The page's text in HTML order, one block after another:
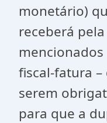
monetário)
receberá
fiscal-fatura
serem
para que a